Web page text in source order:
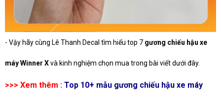
- Vậy hãy cùng Lê Thanh Decal tìm hiểu top 7 gương chiếu hậu xe
máy Winner Xvà kinh nghiệm chọn mua trong bài viết dưới đây.
>>> Xem thêm : Top 10+ mẫu gương chiếu hậu xe máy